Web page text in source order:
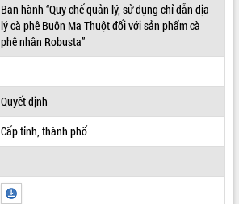
Ban hành “Quy chế quản lý, sử dụng chỉ dẫn địa
lý cà phê Buôn Ma Thuột đối với sản phẩm cà
phê nhân Robusta”
Quyết định
Cấp tỉnh, thành phố